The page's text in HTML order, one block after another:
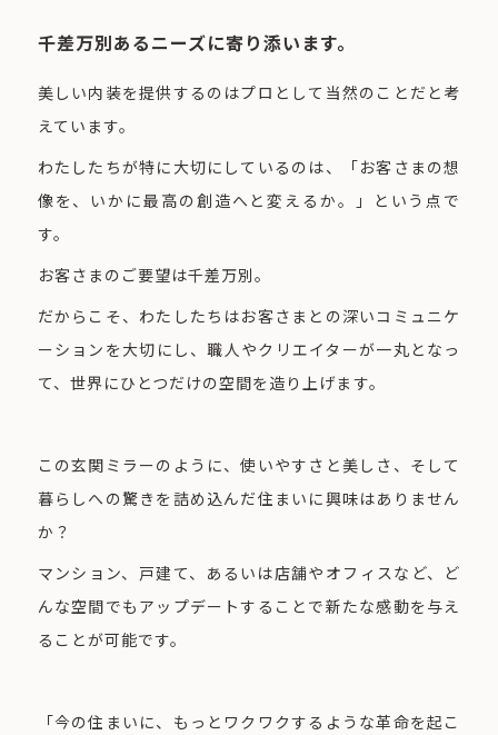
千差万別あるニーズに寄り添います。
美しい内装を提供するのはプロとして当然のことだと考
えています。
わたしたちが特に大切にしているのは、「お客さまの想
像を、いかに最高の創造へと変えるか。」という点で
す。
お客さまのご要望は千差万別。
だからこそ、わたしたちはお客さまとの深いコミュニケ
ーションを大切にし、職人やクリエイターが一丸となっ
て、世界にひとつだけの空間を造り上げます。
この玄関ミラーのように、使いやすさと美しさ、そして
暮らしへの驚きを詰め込んだ住まいに興味はありません
か？
マンション、戸建て、あるいは店舗やオフィスなど、ど
んな空間でもアップデートすることで新たな感動を与え
ることが可能です。
「今の住まいに、もっとワクワクするような革命を起こ